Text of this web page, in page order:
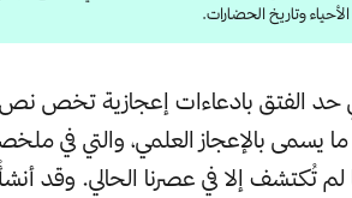
وتاريخ الحضارات.
حد الفتق بادعاءات إعجازية تخص نص
يسمى بالإعجاز العلمي، والتي في
تُكتشف إلا في عصرنا الحالي. وقد